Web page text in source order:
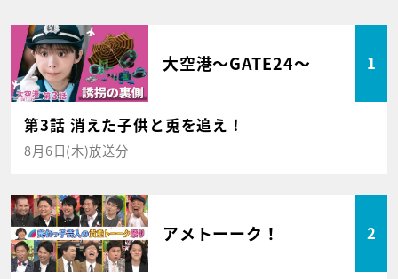
大空港～GATE24～ 1
第3話 消えた子供と兎を追え！
8月6日(木)放送分
アメトーーク！ 2